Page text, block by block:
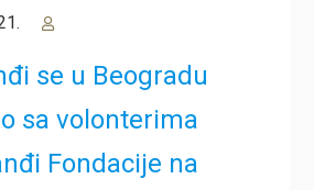
se u Beogradu
sa volonterima
Fondacije na